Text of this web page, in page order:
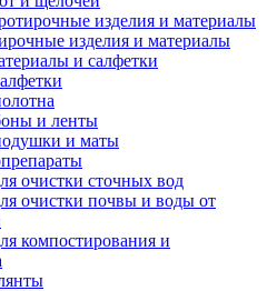
изделия и материалы
и салфетки
и ленты
и маты
очистки сточных вод
очистки почвы и воды от
компостирования и